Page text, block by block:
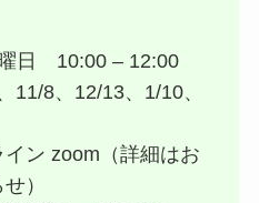
曜日 10:00 – 12:00
、12/13、1/10、
イン zoom（詳細はお
）